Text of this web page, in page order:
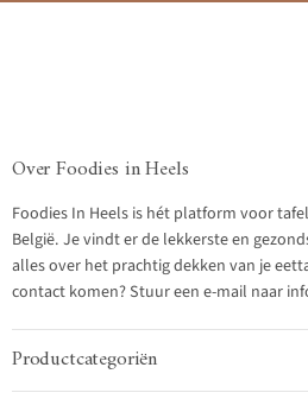
Over Foodies in Heels
Foodies In Heels is hét platform voor
België. Je vindt er de lekkerste en
alles over het prachtig dekken van je
contact komen? Stuur een e-mail naar
Productcategoriën